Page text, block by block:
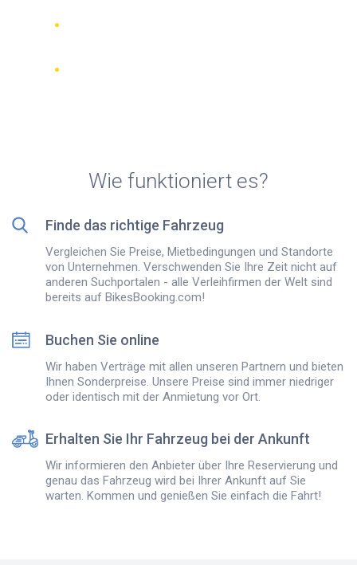
Wie funktioniert es?
Finde das richtige Fahrzeug
Vergleichen Sie Preise, Mietbedingungen und Standorte
von Unternehmen. Verschwenden Sie Ihre Zeit nicht auf
anderen Suchportalen - alle Verleihfirmen der Welt sind
bereits auf BikesBooking.com!
Buchen Sie online
Wir haben Verträge mit allen unseren Partnern und bieten
Ihnen Sonderpreise. Unsere Preise sind immer niedriger
oder identisch mit der Anmietung vor Ort.
Erhalten Sie Ihr Fahrzeug bei der Ankunft
Wir informieren den Anbieter über Ihre Reservierung und
genau das Fahrzeug wird bei Ihrer Ankunft auf Sie
warten. Kommen und genießen Sie einfach die Fahrt!